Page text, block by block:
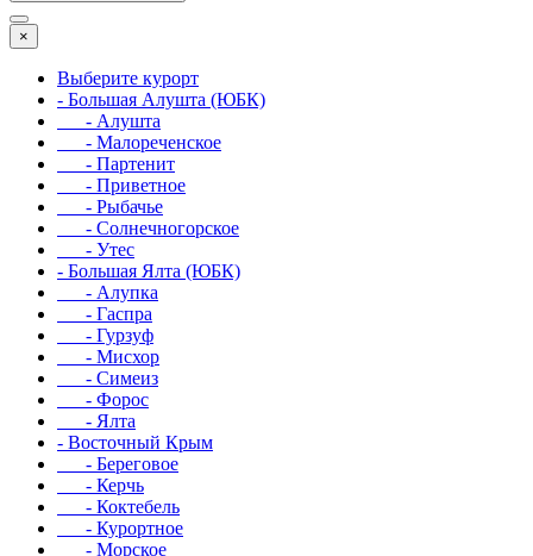
×
Выберите курорт
- Большая Алушта (ЮБК)
- Алушта
- Малореченское
- Партенит
- Приветное
- Рыбачье
- Солнечногорское
- Утес
- Большая Ялта (ЮБК)
- Алупка
- Гаспра
- Гурзуф
- Мисхор
- Симеиз
- Форос
- Ялта
- Восточный Крым
- Береговое
- Керчь
- Коктебель
- Курортное
- Морское